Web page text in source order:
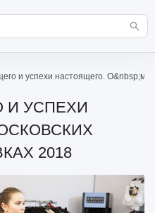
и успехи настоящего.
И УСПЕХИ
2018